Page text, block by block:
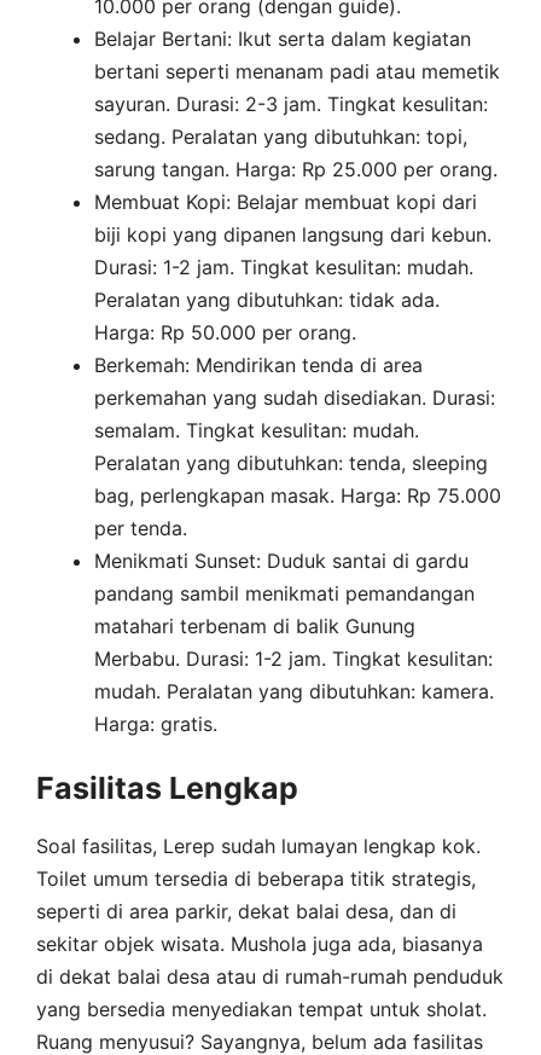
10.000 per orang (dengan guide).
Belajar Bertani: Ikut serta dalam kegiatan
bertani seperti menanam padi atau memetik
sayuran. Durasi: 2-3 jam. Tingkat kesulitan:
sedang. Peralatan yang dibutuhkan: topi,
sarung tangan. Harga: Rp 25.000 per orang.
Membuat Kopi: Belajar membuat kopi dari
biji kopi yang dipanen langsung dari kebun.
Durasi: 1-2 jam. Tingkat kesulitan: mudah.
Peralatan yang dibutuhkan: tidak ada.
Harga: Rp 50.000 per orang.
Berkemah: Mendirikan tenda di area
perkemahan yang sudah disediakan. Durasi:
semalam. Tingkat kesulitan: mudah.
Peralatan yang dibutuhkan: tenda, sleeping
bag, perlengkapan masak. Harga: Rp 75.000
per tenda.
Menikmati Sunset: Duduk santai di gardu
pandang sambil menikmati pemandangan
matahari terbenam di balik Gunung
Merbabu. Durasi: 1-2 jam. Tingkat kesulitan:
mudah. Peralatan yang dibutuhkan: kamera.
Harga: gratis.
Fasilitas Lengkap
Soal fasilitas, Lerep sudah lumayan lengkap kok.
Toilet umum tersedia di beberapa titik strategis,
seperti di area parkir, dekat balai desa, dan di
sekitar objek wisata. Mushola juga ada, biasanya
di dekat balai desa atau di rumah-rumah penduduk
yang bersedia menyediakan tempat untuk sholat.
Ruang menyusui? Sayangnya, belum ada fasilitas